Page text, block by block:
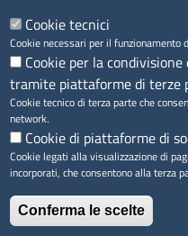
Accesso riservato
Cookie tecnici
Cookie necessari per il
Cookie per la
tramite piattaforme di terze
Cookie tecnico di terza parte che
network.
Cookie di piattaforme di
Cookie legati alla visualizzazione di
incorporati, che consentono alla terza
Conferma le scelte